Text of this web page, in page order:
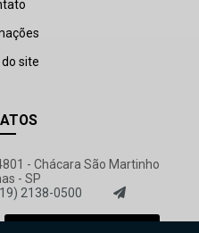
site
- Chácara São Martinho
- SP
2138-0500